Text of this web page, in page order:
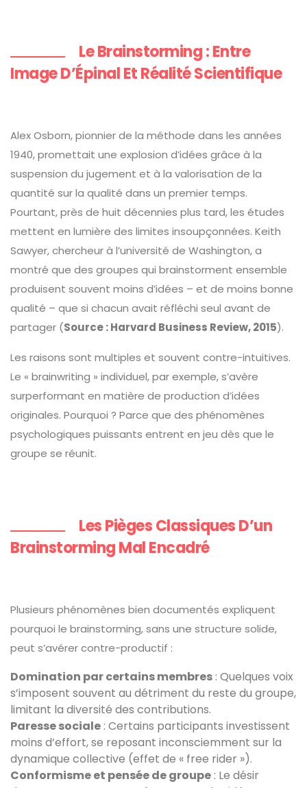
Le Brainstorming : Entre
Image D’Épinal Et Réalité Scientifique
Alex Osborn, pionnier de la méthode dans les années
1940, promettait une explosion d’idées grâce à la
suspension du jugement et à la valorisation de la
quantité sur la qualité dans un premier temps.
Pourtant, près de huit décennies plus tard, les études
mettent en lumière des limites insoupçonnées. Keith
Sawyer, chercheur à l’université de Washington, a
montré que des groupes qui brainstorment ensemble
produisent souvent moins d’idées – et de moins bonne
qualité – que si chacun avait réfléchi seul avant de
partager (Source : Harvard Business Review, 2015).
Les raisons sont multiples et souvent contre-intuitives.
Le « brainwriting » individuel, par exemple, s’avère
surperformant en matière de production d’idées
originales. Pourquoi ? Parce que des phénomènes
psychologiques puissants entrent en jeu dès que le
groupe se réunit.
Les Pièges Classiques D’un
Brainstorming Mal Encadré
Plusieurs phénomènes bien documentés expliquent
pourquoi le brainstorming, sans une structure solide,
peut s’avérer contre-productif :
Domination par certains membres : Quelques voix
s’imposent souvent au détriment du reste du groupe,
limitant la diversité des contributions.
Paresse sociale : Certains participants investissent
moins d’effort, se reposant inconsciemment sur la
dynamique collective (effet de « free rider »).
Conformisme et pensée de groupe : Le désir